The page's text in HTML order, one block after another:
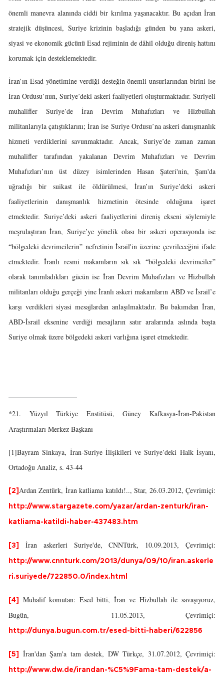
önemli manevra alanında ciddi bir kırılma yaşanacaktır. Bu açıdan İran
stratejik düşüncesi, Suriye krizinin başladığı günden bu yana askeri,
siyasi ve ekonomik gücünü Esad rejiminin de dâhil olduğu direniş hattını
korumak için desteklemektedir.
İran’ın Esad yönetimine verdiği desteğin önemli unsurlarından birini ise
İran Ordusu’nun, Suriye’deki askeri faaliyetleri oluşturmaktadır. Suriyeli
muhalifler Suriye’de İran Devrim Muhafızları ve Hizbullah
militanlarıyla çatıştıklarını; İran ise Suriye Ordusu’na askeri danışmanlık
hizmeti verdiklerini savunmaktadır. Ancak, Suriye’de zaman zaman
muhalifler tarafından yakalanan Devrim Muhafızları ve Devrim
Muhafızları’nın üst düzey isimlerinden Hasan Şateri'nin, Şam'da
uğradığı bir suikast ile öldürülmesi, İran’ın Suriye’deki askeri
faaliyetlerinin danışmanlık hizmetinin ötesinde olduğuna işaret
etmektedir. Suriye’deki askeri faaliyetlerini direniş ekseni söylemiyle
meşrulaştıran İran, Suriye’ye yönelik olası bir askeri operasyonda ise
“bölgedeki devrimcilerin” nefretinin İsrail'in üzerine çevrileceğini ifade
etmektedir. İranlı resmi makamların sık sık “bölgedeki devrimciler”
olarak tanımladıkları gücün ise İran Devrim Muhafızları ve Hizbullah
militanları olduğu gerçeği yine İranlı askeri makamların ABD ve İsrail’e
karşı verdikleri siyasi mesajlardan anlaşılmaktadır. Bu bakımdan İran,
ABD-İsrail eksenine verdiği mesajların satır aralarında aslında başta
Suriye olmak üzere bölgedeki askeri varlığına işaret etmektedir.
*21. Yüzyıl Türkiye Enstitüsü, Güney Kafkasya-İran-Pakistan
Araştırmaları Merkez Başkanı
[1]Bayram Sinkaya, İran-Suriye İlişikileri ve Suriye’deki Halk İsyanı,
Ortadoğu Analiz, s. 43-44
[2] Ardan Zentürk, İran katliama katıldı!.., Star, 26.03.2012, Çevrimiçi:
http://www.stargazete.com/yazar/ardan-zenturk/iran-
katliama-katildi-haber-437483.htm
[3] İran askerleri Suriye'de, CNNTürk, 10.09.2013, Çevrimiçi:
http://www.cnnturk.com/2013/dunya/09/10/iran.askerle
ri.suriyede/722850.0/index.html
[4]
Muhalif komutan: Esed bitti, İran ve Hizbullah ile savaşıyoruz,
Bugün, 11.05.2013, Çevrimiçi:
http://dunya.bugun.com.tr/esed-bitti-haberi/622856
[5] İran'dan Şam'a tam destek, DW Türkçe, 31.07.2012, Çevrimiçi:
http://www.dw.de/irandan-%C5%9Fama-tam-destek/a-